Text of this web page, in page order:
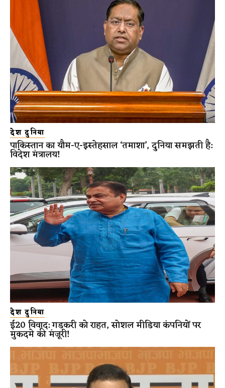
देश दुनिया
पाकिस्तान का यौम-ए-इस्तेहसाल ‘तमाशा’, दुनिया समझती है:
विदेश मंत्रालय!
देश दुनिया
ई20 विवाद: गडकरी को राहत, सोशल मीडिया कंपनियों पर
मुकदमे की मंजूरी!